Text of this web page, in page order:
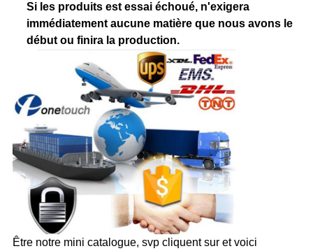
Si les produits est essai échoué, n'exigera
immédiatement aucune matière que nous avons le
début ou finira la production.
Être notre mini catalogue, svp cliquent sur et voici